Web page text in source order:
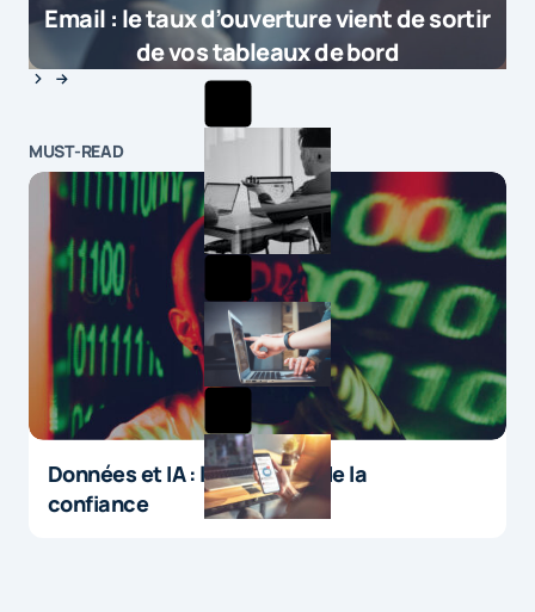
Email : le taux d’ouverture vient de sortir
de vos tableaux de bord
MUST-READ
Données et IA : le paradoxe de la
confiance